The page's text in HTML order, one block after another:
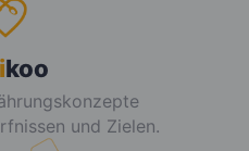
koo
und Zielen.